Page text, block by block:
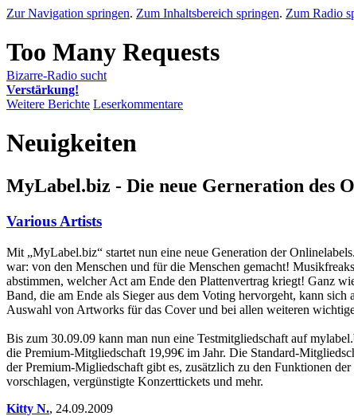
Zur Navigation springen. Zum Inhaltsbereich springen. Zum Radio
Bizarre-Radio sucht
Verstärkung!
Weitere Berichte Leserkommentare
Neuigkeiten
MyLabel.biz - Die neue Gerneration des
Various Artists
Mit „MyLabel.biz“ startet nun eine neue Generation der
war: von den Menschen und für die Menschen gemacht!
abstimmen, welcher Act am Ende den Plattenvertrag kriegt! Ganz
Band, die am Ende als Sieger aus dem Voting hervorgeht, kann
Auswahl von Artworks für das Cover und bei allen weiteren
Bis zum 30.09.09 kann man nun eine Testmitgliedschaft auf
die Premium-Mitgliedschaft 19,99€ im Jahr. Die Standard-
der Premium-Migliedschaft gibt es, zusätzlich zu den Funktionen
vorschlagen, vergünstigte Konzerttickets und mehr.
Kitty N., 24.09.2009